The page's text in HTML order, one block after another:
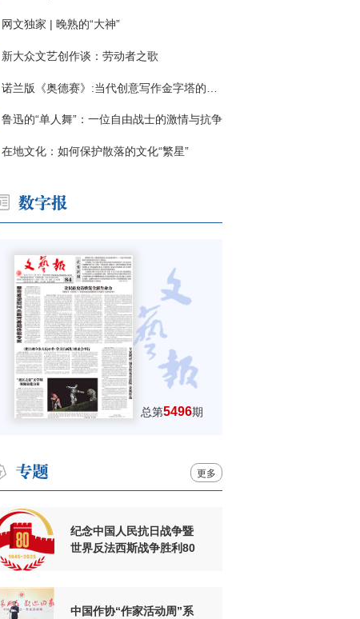
网文独家 | 晚熟的“大神”
新大众文艺创作谈：劳动者之歌
诺兰版《奥德赛》:当代创意写作金字塔的宏伟与平庸
鲁迅的“单人舞”：一位自由战士的激情与抗争
在地文化：如何保护散落的文化“繁星”
总第5496期
更多
纪念中国人民抗日战争暨
世界反法西斯战争胜利80
中国作协“作家活动周”系